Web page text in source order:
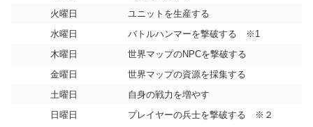
火曜日
ユニットを生産する
水曜日
バトルハンマーを撃破する ※1
木曜日
世界マップのNPCを撃破する
金曜日
世界マップの資源を採集する
土曜日
自身の戦力を増やす
日曜日
プレイヤーの兵士を撃破する ※２